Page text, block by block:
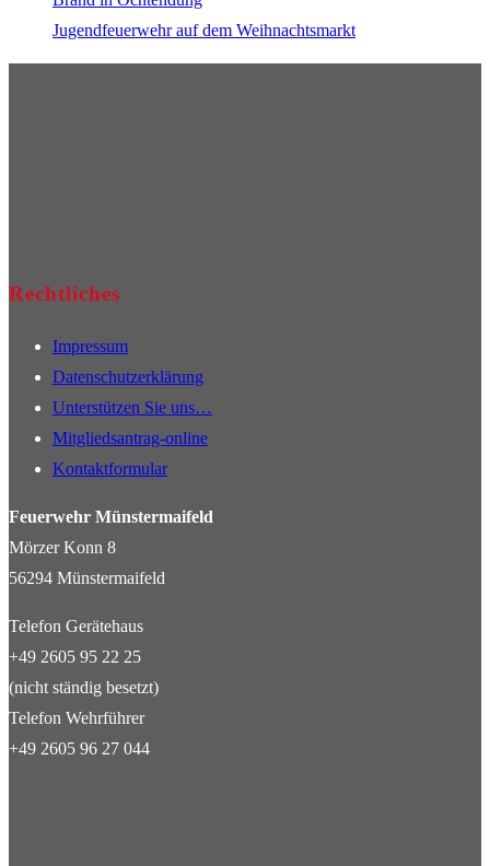
Jugendfeuerwehr auf dem Weihnachtsmarkt
Rechtliches
Impressum
Datenschutzerklärung
Unterstützen Sie uns…
Mitgliedsantrag-online
Kontaktformular
Feuerwehr Münstermaifeld
Mörzer Konn 8
56294 Münstermaifeld
Telefon Gerätehaus
+49 2605 95 22 25
(nicht ständig besetzt)
Telefon Wehrführer
+49 2605 96 27 044